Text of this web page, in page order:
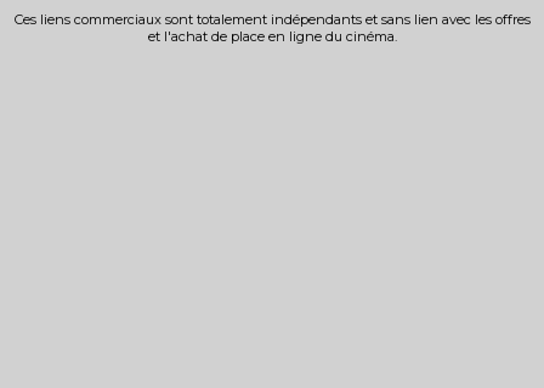
Ces liens commerciaux sont totalement indépendants et sans lien avec les offres
et l'achat de place en ligne du cinéma.